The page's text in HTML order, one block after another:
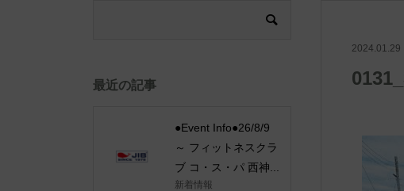
2024.01.29
最近の記事
●Event Info●26/8/9
～ フィットネスクラ
ブ コ・ス・パ 西神...
新着情報